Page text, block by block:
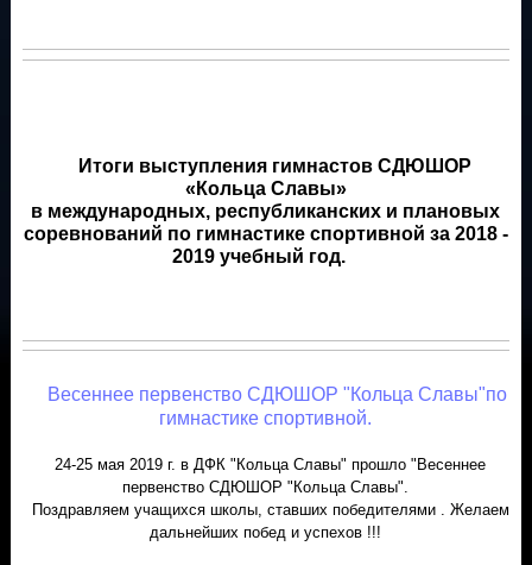
Итоги выступления гимнастов СДЮШОР
«Кольца Славы»
в международных, республиканских и плановых
соревнований по гимнастике спортивной за 2018 -
2019 учебный год.
Весеннее первенство СДЮШОР "Кольца Славы"по
гимнастике спортивной.
24-25 мая 2019 г. в ДФК "Кольца Славы" прошло "Весеннее
первенство СДЮШОР "Кольца Славы".
Поздравляем учащихся школы, ставших победителями . Желаем
дальнейших побед и успехов !!!